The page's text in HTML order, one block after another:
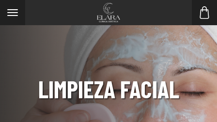
Toggle
navigation
LIMPIEZA FACIAL